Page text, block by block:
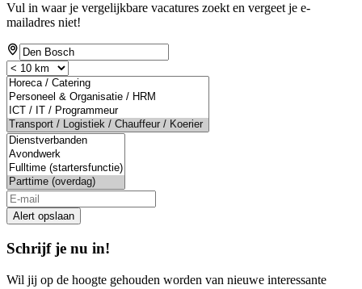
Vul in waar je vergelijkbare vacatures zoekt en vergeet je e-
mailadres niet!
Alert opslaan
Schrijf je nu in!
Wil jij op de hoogte gehouden worden van nieuwe interessante